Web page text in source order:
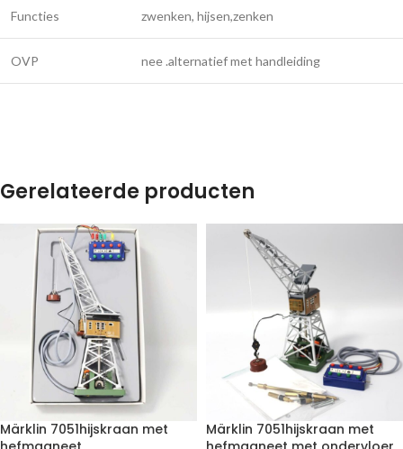
Functies zwenken, hijsen,zenken
OVP nee .alternatief met handleiding
Gerelateerde producten
Märklin 7051hijskraan met
Märklin 7051hijskraan met